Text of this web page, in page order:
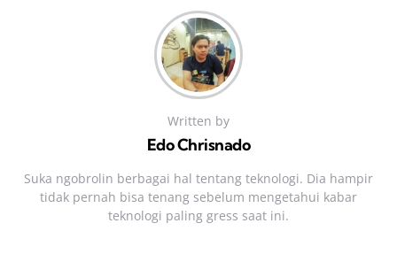
Written by
Edo Chrisnado
Suka ngobrolin berbagai hal tentang teknologi. Dia hampir
tidak pernah bisa tenang sebelum mengetahui kabar
teknologi paling gress saat ini.